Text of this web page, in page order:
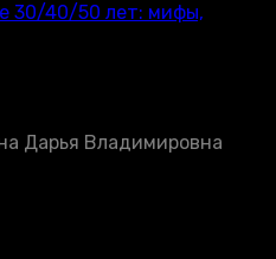
30/40/50 лет: мифы,
Дарья Владимировна